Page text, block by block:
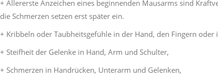
+ Allererste Anzeichen eines beginnenden Mausarms sind
die Schmerzen setzen erst später ein.
+ Kribbeln oder Taubheitsgefühle in der Hand, den Fingern oder
+ Steifheit der Gelenke in Hand, Arm und Schulter,
+ Schmerzen in Handrücken, Unterarm und Gelenken,